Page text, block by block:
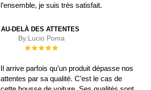
l’ensemble, je suis très satisfait.
AU-DELÀ DES ATTENTES
By:Lucio Poma
Évaluation :
Il arrive parfois qu’un produit dépasse nos
attentes par sa qualité. C’est le cas de